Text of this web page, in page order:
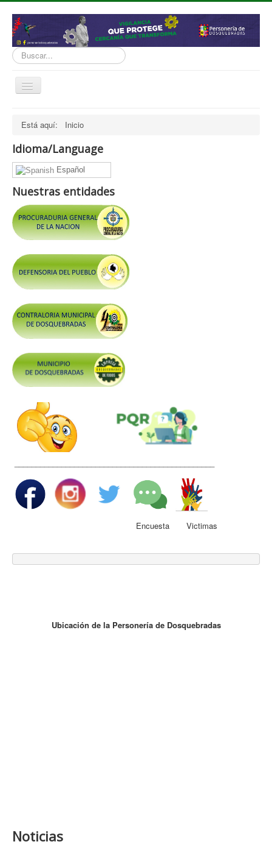
Buscar...
Cambiar
Presupuesto
Politicas, Planes, Proyectos
Tramites y Servicios
Contratación
Servicio Información
Control y Rendición de Cuentas
Grupos De Interés
Gestión Seguridad y Salud en el Trabajo
Correo
Conciliación y Daño Antijurídico
Veedurias
Código de Integridad
Gestión del Talento Humano
Derechos Fundamentales
Transparencia
Participa
Está aquí: Inicio
Idioma/Language
Español
Nuestras entidades
Encuesta Victimas
Ubicación de la Personería de Dosquebradas
Noticias